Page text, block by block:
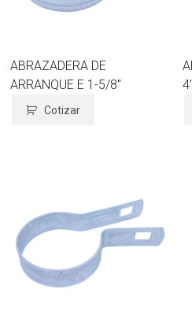
ABRAZADERA DE
ARRANQUE E 1-5/8″
Cotizar
4″